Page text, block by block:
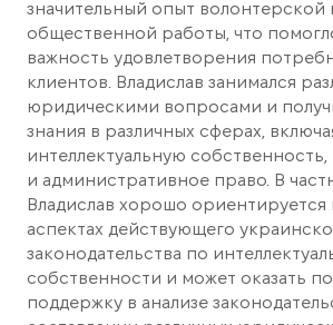
значительный опыт волонтерской
общественной работы, что
важность удовлетворения
клиентов. Владислав занимался
юридическими вопросами и
знания в различных сферах,
интеллектуальную
и административное право. В
Владислав хорошо ориентируется
аспектах действующего
законодательства по
собственности и может оказать
поддержку в анализе